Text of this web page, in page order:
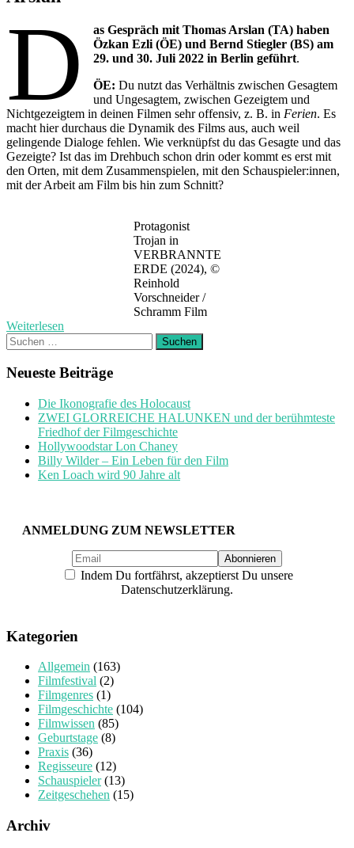
D
as Gespräch mit Thomas Arslan (TA) haben
Özkan Ezli (ÖE) und Bernd Stiegler (BS) am
29. und 30. Juli 2022 in Berlin geführt.
ÖE: Du nutzt das Verhältnis zwischen Gesagtem
und Ungesagtem, zwischen Gezeigtem und
Nichtgezeigtem in deinen Filmen sehr offensiv, z. B. in Ferien. Es
macht hier durchaus die Dynamik des Films aus, auch weil
gelingende Dialoge fehlen. Wie verknüpfst du das Gesagte und das
Gezeigte? Ist das im Drehbuch schon drin oder kommt es erst mit
den Orten, mit dem Zusammenspielen, mit den Schauspieler:innen,
mit der Arbeit am Film bis hin zum Schnitt?
Protagonist
Trojan in
VERBRANNTE
ERDE (2024), ©
Reinhold
Vorschneider /
Schramm Film
Weiterlesen
Suchen
nach:
Neueste Beiträge
Die Ikonografie des Holocaust
ZWEI GLORREICHE HALUNKEN und der berühmteste
Friedhof der Filmgeschichte
Hollywoodstar Lon Chaney
Billy Wilder – Ein Leben für den Film
Ken Loach wird 90 Jahre alt
ANMELDUNG ZUM NEWSLETTER
Indem Du fortfährst, akzeptierst Du unsere
Datenschutzerklärung.
Kategorien
Allgemein (163)
Filmfestival (2)
Filmgenres (1)
Filmgeschichte (104)
Filmwissen (85)
Geburtstage (8)
Praxis (36)
Regisseure (12)
Schauspieler(13)
Zeitgeschehen (15)
Archiv